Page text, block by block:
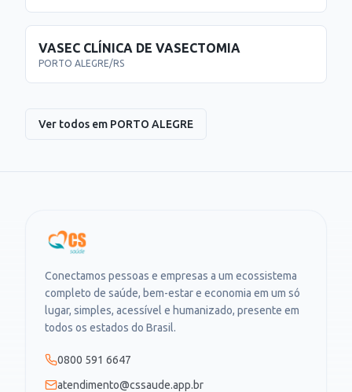
VASEC CLÍNICA DE VASECTOMIA
PORTO ALEGRE/RS
Ver todos em PORTO ALEGRE
Conectamos pessoas e empresas a um ecossistema
completo de saúde, bem-estar e economia em um só
lugar, simples, acessível e humanizado, presente em
todos os estados do Brasil.
0800 591 6647
atendimento@cssaude.app.br